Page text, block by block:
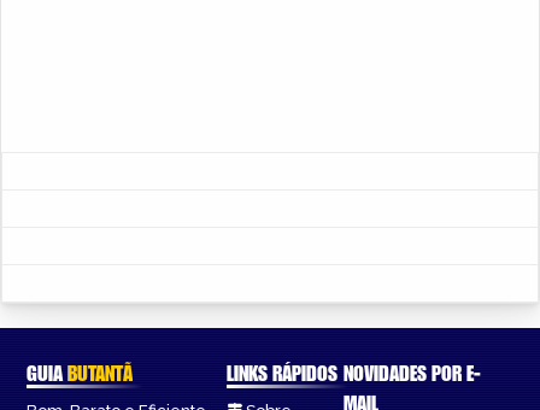
GUIABUTANTÃ LINKS RÁPIDOS NOVIDADES POR E-
MAIL